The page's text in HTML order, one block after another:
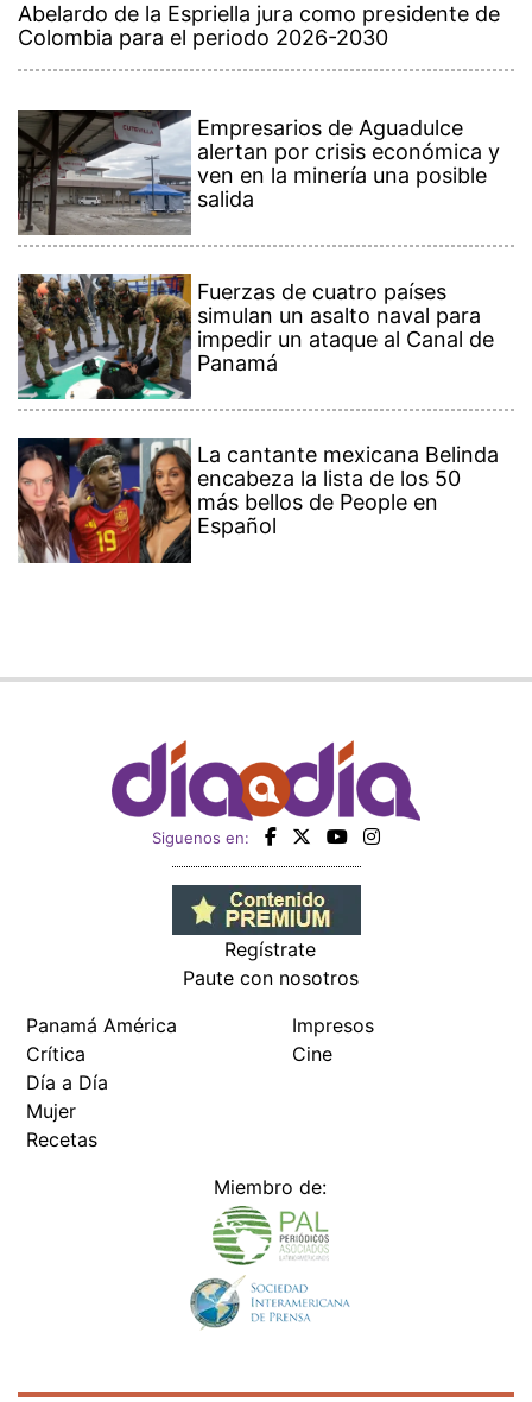
Abelardo de la Espriella jura como presidente de
Colombia para el periodo 2026-2030
Empresarios de Aguadulce
alertan por crisis económica y
ven en la minería una posible
salida
Fuerzas de cuatro países
simulan un asalto naval para
impedir un ataque al Canal de
Panamá
La cantante mexicana Belinda
encabeza la lista de los 50
más bellos de People en
Español
Siguenos en:
Regístrate
Paute con nosotros
Panamá América
Crítica
Día a Día
Mujer
Recetas
Impresos
Cine
Miembro de: